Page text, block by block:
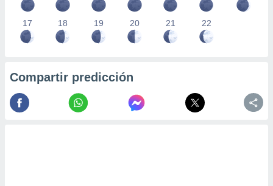
17 18 19 20 21 22
Compartir predicción